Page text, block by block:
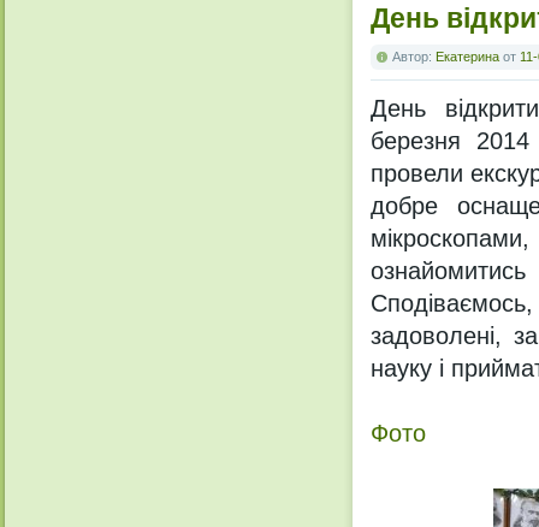
День
Автор: Екатерина от
День
березня 2014
провели
добре
задоволені,
науку і
Фото